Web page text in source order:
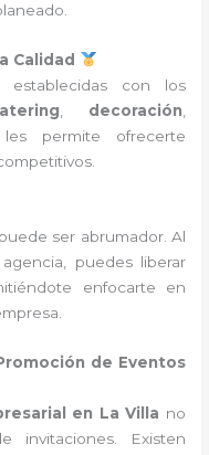
Calidad
establecidas con los
decoración
permite ofrecerte
ser abrumador. Al
puedes liberar
enfocarte en
de Eventos
en La Villa no
invitaciones. Existen